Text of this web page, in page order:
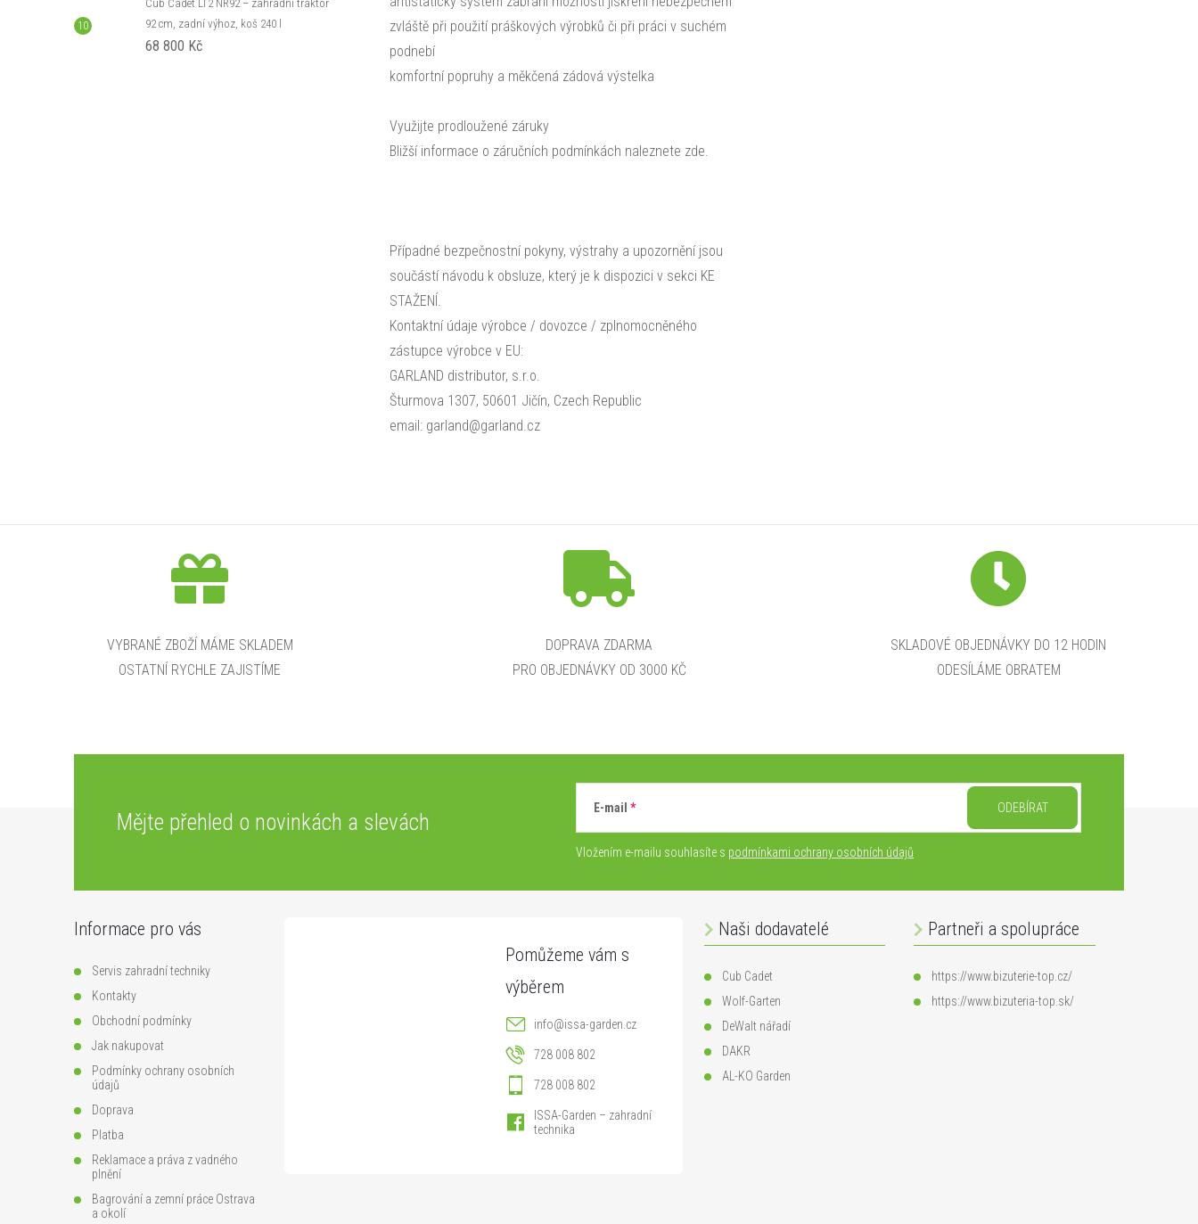
Cub Cadet LT2 NR92 – zahradní traktor
92 cm, zadní výhoz, koš 240 l
68 800 Kč
zvláště při použití práškových výrobků či při práci v suchém
podnebí
komfortní popruhy a měkčená zádová výstelka
Využijte prodloužené záruky
Bližší informace o záručních podmínkách naleznete zde.
Případné bezpečnostní pokyny, výstrahy a upozornění jsou
součástí návodu k obsluze, který je k dispozici v sekci KE
STAŽENÍ.
Kontaktní údaje výrobce / dovozce / zplnomocněného
zástupce výrobce v EU:
GARLAND distributor, s.r.o.
Šturmova 1307, 50601 Jičín, Czech Republic
email: garland@garland.cz
VYBRANÉ ZBOŽÍ MÁME SKLADEM
OSTATNÍ RYCHLE ZAJISTÍME
DOPRAVA ZDARMA
PRO OBJEDNÁVKY OD 3000 KČ
SKLADOVÉ OBJEDNÁVKY DO 12 HODIN
ODESÍLÁME OBRATEM
Mějte přehled o novinkách a slevách
E-mail
Vložením e-mailu souhlasíte s podmínkami ochrany osobních údajů
ODEBÍRAT
Informace pro vás
Servis zahradní techniky
Kontakty
Obchodní podmínky
Jak nakupovat
Podmínky ochrany osobních
údajů
Doprava
Platba
Reklamace a práva z vadného
plnění
Bagrování a zemní práce Ostrava
a okolí
info@issa-garden.cz
728 008 802
728 008 802
ISSA-Garden – zahradní
technika
Naši dodavatelé
Cub Cadet
Wolf-Garten
DeWalt nářadí
DAKR
AL-KO Garden
Partneři a spolupráce
https://www.bizuterie-top.cz/
https://www.bizuteria-top.sk/